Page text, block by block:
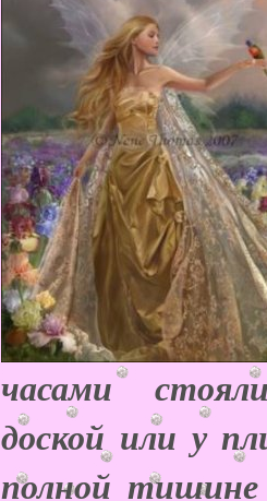
часами
доской или у
полной тишине